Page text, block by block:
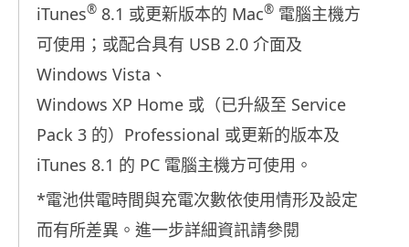
iTunes® 8.1 或更新版本的 Mac® 電腦主機方
可使用；或配合具有 USB 2.0 介面及
Windows Vista 、
Windows XP Home 或（已升級至 Service
Pack 3 的） Professional 或更新的版本及
iTunes 8.1 的 PC 電腦主機方可使用。
*電池供電時間與充電次數依使用情形及設定
而有所差異。進一步詳細資訊請參閱